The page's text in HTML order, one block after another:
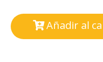
Añadir al